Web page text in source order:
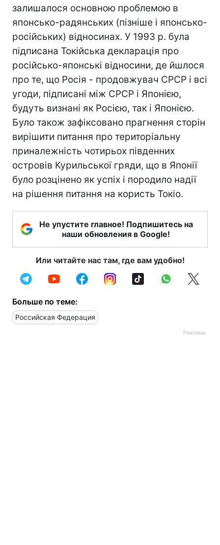
залишалося основною проблемою в
японсько-радянських (пізніше і японсько-
російських) відносинах. У 1993 р. була
підписана Токійська декларація про
російсько-японські відносини, де йшлося
про те, що Росія - продовжувач СРСР і всі
угоди, підписані між СРСР і Японією,
будуть визнані як Росією, так і Японією.
Було також зафіксовано прагнення сторін
вирішити питання про територіальну
приналежність чотирьох південних
островів Курильської гряди, що в Японії
було розцінено як успіх і породило надії
на рішення питання на користь Токіо.
Не упустите главное! Подпишитесь на
наши обновления в Google!
Или читайте нас там, где вам удобно!
Больше по теме:
Российская Федерация